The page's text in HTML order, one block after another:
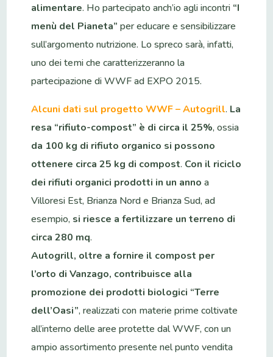
alimentare. Ho partecipato anch’io agli incontri “I
menù del Pianeta” per educare e sensibilizzare
sull’argomento nutrizione. Lo spreco sarà, infatti,
uno dei temi che caratterizzeranno la
partecipazione di WWF ad EXPO 2015.
Alcuni dati sul progetto WWF – Autogrill. La
resa “rifiuto-compost” è di circa il 25%, ossia
da 100 kg di rifiuto organico si possono
ottenere circa 25 kg di compost. Con il riciclo
dei rifiuti organici prodotti in un anno a
Villoresi Est, Brianza Nord e Brianza Sud, ad
esempio, si riesce a fertilizzare un terreno di
circa 280 mq.
Autogrill, oltre a fornire il compost per
l’orto di Vanzago, contribuisce alla
promozione dei prodotti biologici “Terre
dell’Oasi”, realizzati con materie prime coltivate
all’interno delle aree protette dal WWF, con un
ampio assortimento presente nel punto vendita